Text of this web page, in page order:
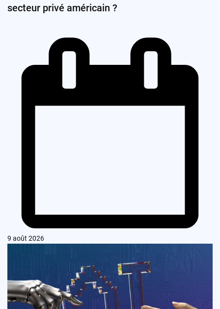
secteur privé américain ?
9 août 2026